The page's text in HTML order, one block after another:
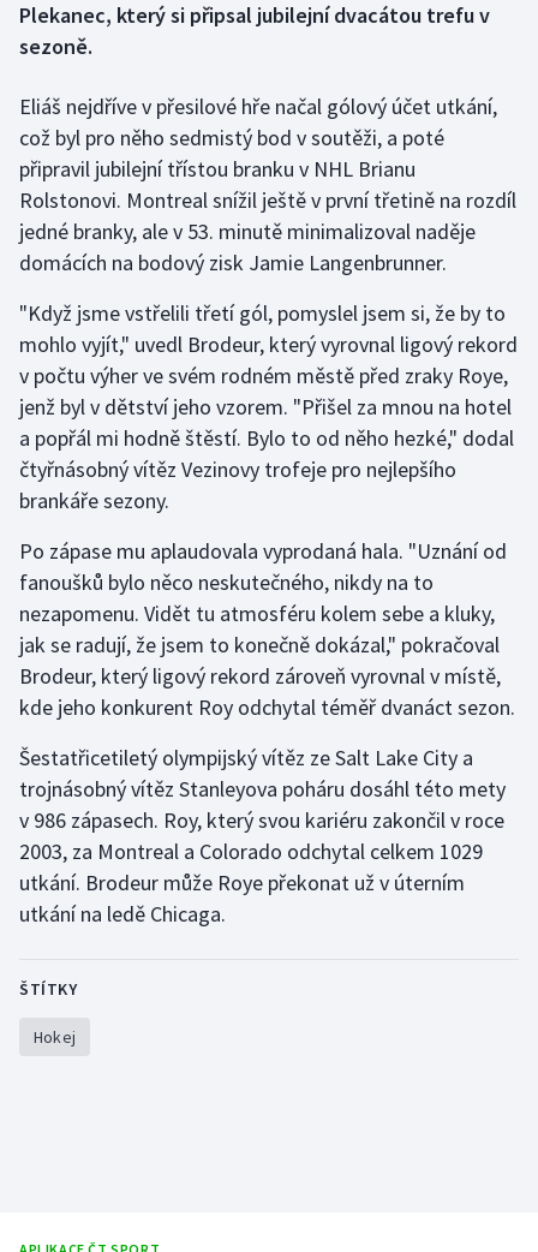
Futsal
Gymnastika
Házená
Jezdectví
Judo
Krasobruslení
Lezení
Lyže a snowboard
Moderní pětiboj
Motorsport
Olympijské hry
Parasport
Plavání
Plážový volejbal
Ragby
Triatlon
Plekanec, který si připsal jubilejní dvacátou trefu v
sezoně.
Eliáš nejdříve v přesilové hře načal gólový účet utkání,
což byl pro něho sedmistý bod v soutěži, a poté
připravil jubilejní třístou branku v NHL Brianu
Rolstonovi. Montreal snížil ještě v první třetině na rozdíl
jedné branky, ale v 53. minutě minimalizoval naděje
domácích na bodový zisk Jamie Langenbrunner.
"Když jsme vstřelili třetí gól, pomyslel jsem si, že by to
mohlo vyjít," uvedl Brodeur, který vyrovnal ligový rekord
v počtu výher ve svém rodném městě před zraky Roye,
jenž byl v dětství jeho vzorem. "Přišel za mnou na hotel
a popřál mi hodně štěstí. Bylo to od něho hezké," dodal
čtyřnásobný vítěz Vezinovy trofeje pro nejlepšího
brankáře sezony.
Po zápase mu aplaudovala vyprodaná hala. "Uznání od
fanoušků bylo něco neskutečného, nikdy na to
nezapomenu. Vidět tu atmosféru kolem sebe a kluky,
jak se radují, že jsem to konečně dokázal," pokračoval
Brodeur, který ligový rekord zároveň vyrovnal v místě,
kde jeho konkurent Roy odchytal téměř dvanáct sezon.
Šestatřicetiletý olympijský vítěz ze Salt Lake City a
trojnásobný vítěz Stanleyova poháru dosáhl této mety
v 986 zápasech. Roy, který svou kariéru zakončil v roce
2003, za Montreal a Colorado odchytal celkem 1029
utkání. Brodeur může Roye překonat už v úterním
utkání na ledě Chicaga.
ŠTÍTKY
Hokej